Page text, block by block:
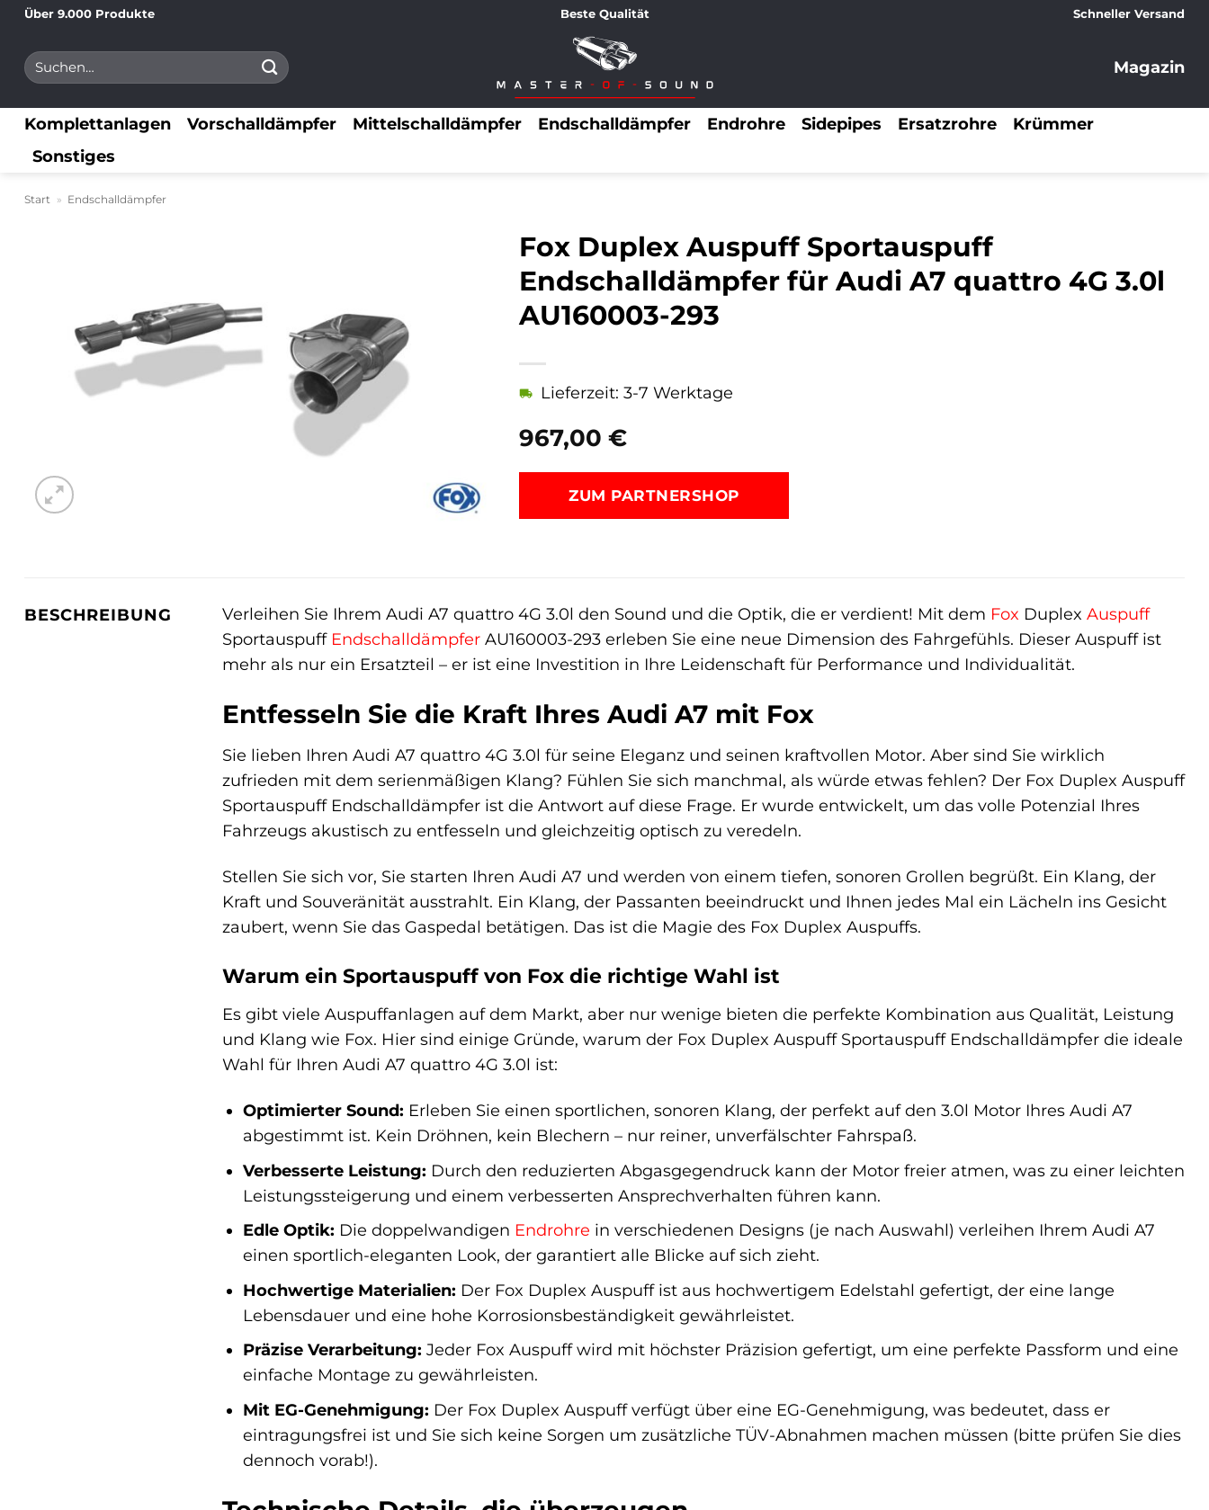
Zum
springen
Über 9.000 Produkte Beste Qualität Schneller Versand
Suchen
nach:
Magazin
Komplettanlagen Vorschalldämpfer Mittelschalldämpfer Endschalldämpfer Endrohre Sidepipes Ersatzrohre
Krümmer
Sonstiges
Start » Endschalldämpfer
Fox Duplex Auspuff Sportauspuff
Endschalldämpfer für Audi A7 quattro 4G 3.0l
AU160003-293
967,00 €
Lieferzeit: 3-7 Werktage
ZUM PARTNERSHOP
BESCHREIBUNG Verleihen Sie Ihrem Audi A7 quattro 4G 3.0l den Sound und die Optik, die er verdient! Mit dem Fox Duplex Auspuff
Sportauspuff Endschalldämpfer AU160003-293 erleben Sie eine neue Dimension des Fahrgefühls. Dieser Auspuff ist
mehr als nur ein Ersatzteil – er ist eine Investition in Ihre Leidenschaft für Performance und Individualität.
Entfesseln Sie die Kraft Ihres Audi A7 mit Fox
Sie lieben Ihren Audi A7 quattro 4G 3.0l für seine Eleganz und seinen kraftvollen Motor. Aber sind Sie wirklich
zufrieden mit dem serienmäßigen Klang? Fühlen Sie sich manchmal, als würde etwas fehlen? Der Fox Duplex Auspuff
Sportauspuff Endschalldämpfer ist die Antwort auf diese Frage. Er wurde entwickelt, um das volle Potenzial Ihres
Fahrzeugs akustisch zu entfesseln und gleichzeitig optisch zu veredeln.
Stellen Sie sich vor, Sie starten Ihren Audi A7 und werden von einem tiefen, sonoren Grollen begrüßt. Ein Klang, der
Kraft und Souveränität ausstrahlt. Ein Klang, der Passanten beeindruckt und Ihnen jedes Mal ein Lächeln ins Gesicht
zaubert, wenn Sie das Gaspedal betätigen. Das ist die Magie des Fox Duplex Auspuffs.
Warum ein Sportauspuff von Fox die richtige Wahl ist
Es gibt viele Auspuffanlagen auf dem Markt, aber nur wenige bieten die perfekte Kombination aus Qualität, Leistung
und Klang wie Fox. Hier sind einige Gründe, warum der Fox Duplex Auspuff Sportauspuff Endschalldämpfer die ideale
Wahl für Ihren Audi A7 quattro 4G 3.0l ist:
Optimierter Sound: Erleben Sie einen sportlichen, sonoren Klang, der perfekt auf den 3.0l Motor Ihres Audi A7
abgestimmt ist. Kein Dröhnen, kein Blechern – nur reiner, unverfälschter Fahrspaß.
Verbesserte Leistung: Durch den reduzierten Abgasgegendruck kann der Motor freier atmen, was zu einer leichten
Leistungssteigerung und einem verbesserten Ansprechverhalten führen kann.
Edle Optik: Die doppelwandigen Endrohre in verschiedenen Designs (je nach Auswahl) verleihen Ihrem Audi A7
einen sportlich-eleganten Look, der garantiert alle Blicke auf sich zieht.
Hochwertige Materialien: Der Fox Duplex Auspuff ist aus hochwertigem Edelstahl gefertigt, der eine lange
Lebensdauer und eine hohe Korrosionsbeständigkeit gewährleistet.
Präzise Verarbeitung: Jeder Fox Auspuff wird mit höchster Präzision gefertigt, um eine perfekte Passform und eine
einfache Montage zu gewährleisten.
Mit EG-Genehmigung: Der Fox Duplex Auspuff verfügt über eine EG-Genehmigung, was bedeutet, dass er
eintragungsfrei ist und Sie sich keine Sorgen um zusätzliche TÜV-Abnahmen machen müssen (bitte prüfen Sie dies
dennoch vorab!).